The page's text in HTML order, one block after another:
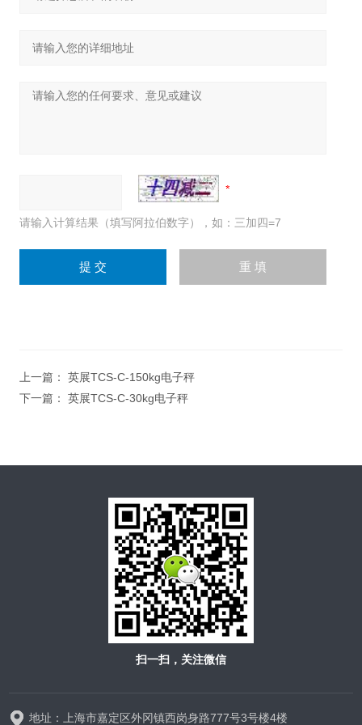
请输入计算结果（填写阿拉伯数字），如：三加四=7
上一篇： 英展TCS-C-150kg电子秤
下一篇： 英展TCS-C-30kg电子秤
扫一扫，关注微信
地址：上海市嘉定区外冈镇西岗身路777号3号楼4楼